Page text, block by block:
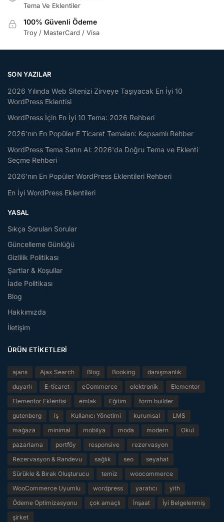
Tema Ve Eklentiler
100% Güvenli Ödeme
Troy / MasterCard / Visa
SON YAZILAR
2026 Yılında Web Sitenizi Zirveye Taşıyacak En İyi 10
WordPress Eklentisi
WordPress İçin En İyi 10 Tema: 2026 Rehberi
2026'nın En Popüler E Ticaret Temaları: Kapsamlı Rehber
WordPress Tema Satın Al: 2026'da Doğru Tema ve Eklenti
Seçme Rehberi
2026’nın En Popüler WordPress Eklentileri Rehberi
En İyi WordPress Eklentileri
YASAL
Sıkça Sorulan Sorular
Güncelleme Günlüğü
Gizlilik Politikası
Şartlar & Koşullar
İade Politikası
Blog
Hakkımızda
İletişim
ÜRÜN ETIKETLERI
ajans Ajax Search Blog Booking
danışmanlık
duyarlı
E-ticaret eCommerce elektronik
Elementor
Elementor Eklentisi
emlak Eğitim
form builder
gutenberg
iş Kullanıcı Yönetimi kurumsal
LMS
mağaza
minimal mobilya moda modern
Okul
pazarlama
portföy responsive
rezervasyon
Rezervasyon & Randevu
sağlık seo
seyahat
Sürükle & Bırak Oluşturucu
temiz
woocommerce
WooCommerce Uyumlu
wordpress yaratıcı
yith
Ödeme Optimizasyonu
çok amaçlı İnşaat
İyi Belgelenmiş
şirket